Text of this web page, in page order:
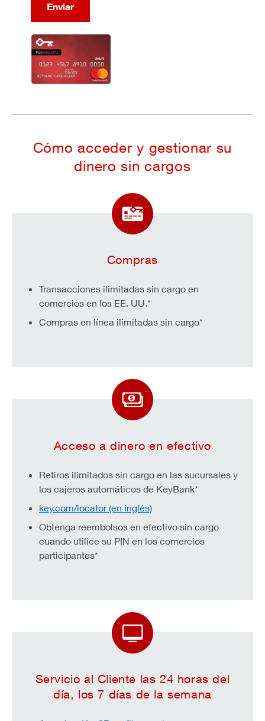
Enviar
Cómo acceder y gestionar su
dinero sin cargos
Compras
Transacciones ilimitadas sin cargo en
comercios en los EE. UU.*
Compras en línea ilimitadas sin cargo*
Acceso a dinero en efectivo
Retiros ilimitados sin cargo en las sucursales y
los cajeros automáticos de KeyBank*
key.com/locator (en inglés)
Obtenga reembolsos en efectivo sin cargo
cuando utilice su PIN en los comercios
participantes*
Servicio al Cliente las 24 horas del
día, los 7 días de la semana